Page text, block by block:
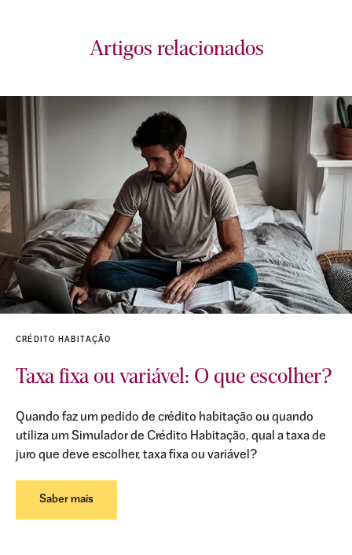
Artigos relacionados
CRÉDITO HABITAÇÃO
Taxa fixa ou variável: O que escolher?
Quando faz um pedido de crédito habitação ou quando
utiliza um Simulador de Crédito Habitação, qual a taxa de
juro que deve escolher, taxa fixa ou variável?
Saber mais